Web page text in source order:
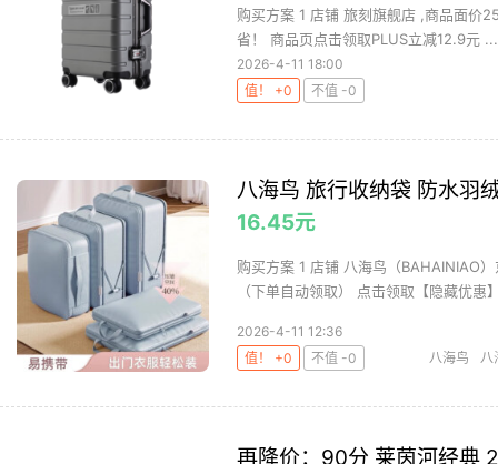
购买方案 1 店铺 旅刻旗舰店 ,商品面价
省！ 商品页点击领取PLUS立减12.9元 ...
2026-4-11 18:00
值！ +0
不值 -0
八海鸟 旅行收纳袋 防水羽
16.45元
购买方案 1 店铺 八海鸟（BAHAINIAO
（下单自动领取） 点击领取【隐藏优惠
2026-4-11 12:36
值！ +0
不值 -0 八海鸟
八
再降价：90分 莱茵河经典